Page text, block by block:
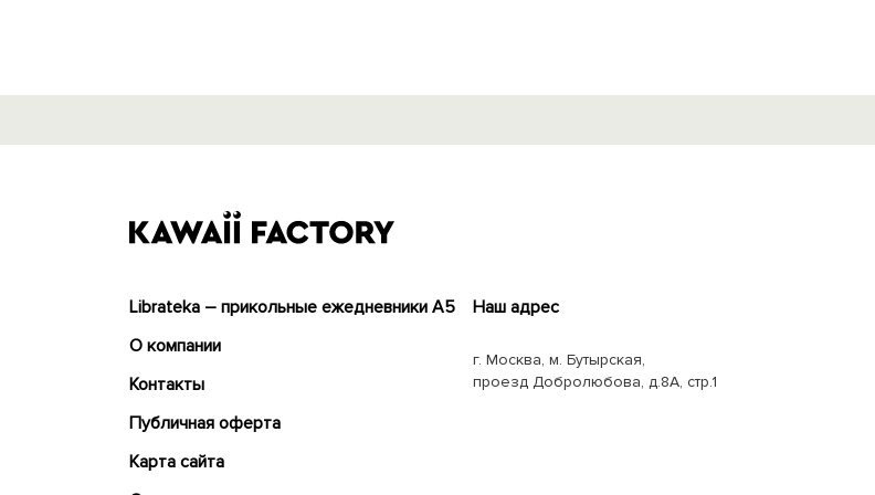
Librateka – прикольные ежедневники А5
О компании
Контакты
Публичная оферта
Карта сайта
Наш адрес
г. Москва, м. Бутырская,
проезд Добролюбова, д.8А, стр.1